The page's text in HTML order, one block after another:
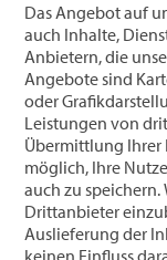
Das Angebot auf
auch Inhalte,
Anbietern, die
Angebote sind
oder
Leistungen von
Übermittlung Ihrer
möglich, Ihre
auch zu speichern.
Drittanbieter
Auslieferung der
keinen Einfluss